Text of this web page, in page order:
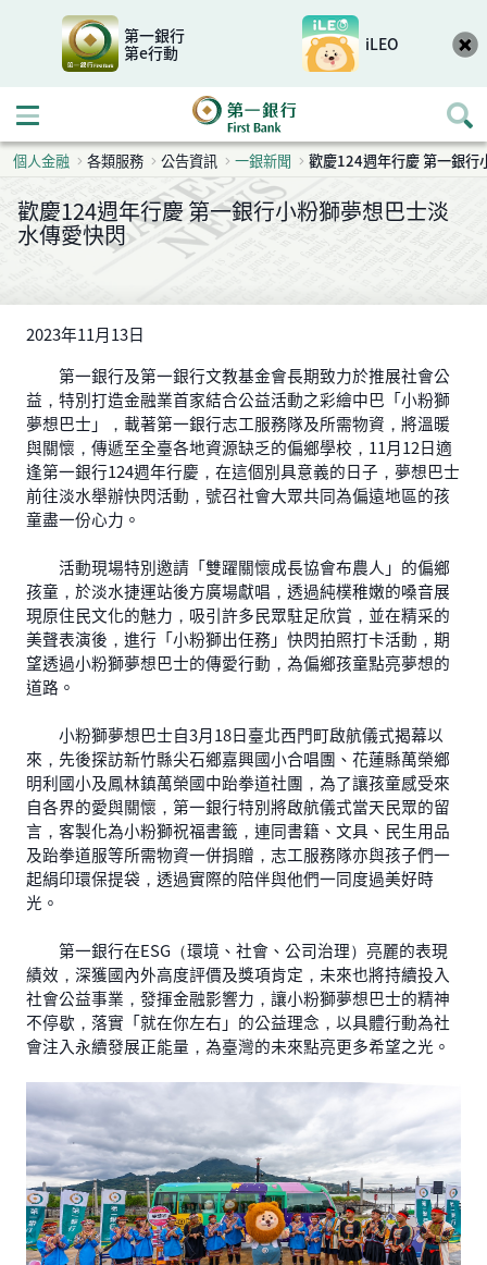
第一銀行
第e行動
iLEO
開啟行動選單
個人金融 各類服務 公告資訊 一銀新聞 歡慶124週年行慶 第一銀行
歡慶124週年行慶 第一銀行小粉獅夢想巴士淡
水傳愛快閃
2023年11月13日
第一銀行及第一銀行文教基金會長期致力於推展社會公
益，特別打造金融業首家結合公益活動之彩繪中巴「小粉獅
夢想巴士」，載著第一銀行志工服務隊及所需物資，將溫暖
與關懷，傳遞至全臺各地資源缺乏的偏鄉學校，11月12日適
逢第一銀行124週年行慶，在這個別具意義的日子，夢想巴士
前往淡水舉辦快閃活動，號召社會大眾共同為偏遠地區的孩
童盡一份心力。
活動現場特別邀請「雙躍關懷成長協會布農人」的偏鄉
孩童，於淡水捷運站後方廣場獻唱，透過純樸稚嫩的嗓音展
現原住民文化的魅力，吸引許多民眾駐足欣賞，並在精采的
美聲表演後，進行「小粉獅出任務」快閃拍照打卡活動，期
望透過小粉獅夢想巴士的傳愛行動，為偏鄉孩童點亮夢想的
道路。
小粉獅夢想巴士自3月18日臺北西門町啟航儀式揭幕以
來，先後探訪新竹縣尖石鄉嘉興國小合唱團、花蓮縣萬榮鄉
明利國小及鳳林鎮萬榮國中跆拳道社團，為了讓孩童感受來
自各界的愛與關懷，第一銀行特別將啟航儀式當天民眾的留
言，客製化為小粉獅祝福書籤，連同書籍、文具、民生用品
及跆拳道服等所需物資一併捐贈，志工服務隊亦與孩子們一
起絹印環保提袋，透過實際的陪伴與他們一同度過美好時
光。
第一銀行在ESG（環境、社會、公司治理）亮麗的表現
績效，深獲國內外高度評價及獎項肯定，未來也將持續投入
社會公益事業，發揮金融影響力，讓小粉獅夢想巴士的精神
不停歇，落實「就在你左右」的公益理念，以具體行動為社
會注入永續發展正能量，為臺灣的未來點亮更多希望之光。